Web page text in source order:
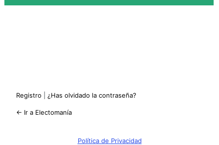
Registro ¿Has olvidado la contraseña?
← Ir a Electomanía
Política de Privacidad